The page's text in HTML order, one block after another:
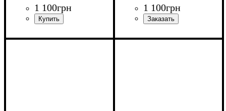
1 100грн 1 100грн